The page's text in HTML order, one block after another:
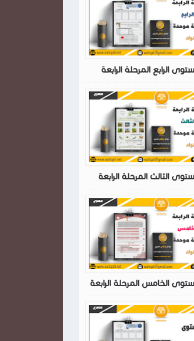
الرابع المرحلة الرابعة
الثالث المرحلة الرابعة
الخامس المرحلة الرابعة